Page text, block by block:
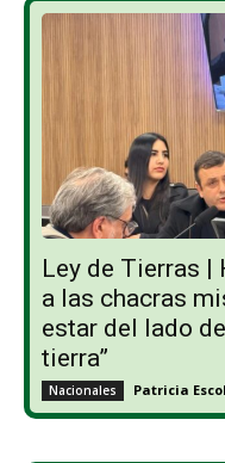
Ley de Tierras |
a las chacras
estar del lado
tierra”
Nacionales Patricia